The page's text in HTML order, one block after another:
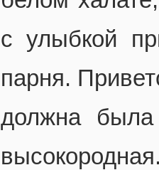
с улыбкой
парня.
должна